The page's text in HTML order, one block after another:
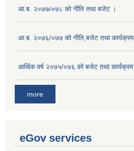
आ.ब. २०७७/०७८ को नीति तथा बजेट ।
आ.ब. २०७६/०७७ को नीति,बजेट तथा कार्यक्रम
आर्थिक वर्ष २०७५/०७६ को बजेट तथा कार्यक्रम
more
eGov services